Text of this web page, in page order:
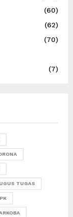
(60)
(62)
(70)
(7)
TUGAS